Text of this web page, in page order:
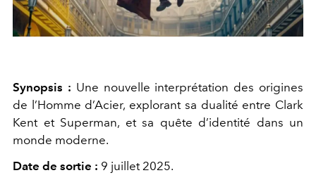
Synopsis : Une nouvelle interprétation des origines
de l’Homme d’Acier, explorant sa dualité entre Clark
Kent et Superman, et sa quête d’identité dans un
monde moderne.
Date de sortie : 9 juillet 2025.